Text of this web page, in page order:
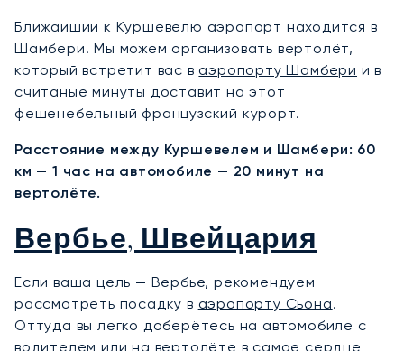
Ближайший к Куршевелю аэропорт находится в
Шамбери. Мы можем организовать вертолёт,
который встретит вас в аэропорту Шамбери и в
считаные минуты доставит на этот
фешенебельный французский курорт.
Расстояние между Куршевелем и Шамбери: 60
км — 1 час на автомобиле — 20 минут на
вертолёте.
Вербье, Швейцария
Если ваша цель — Вербье, рекомендуем
рассмотреть посадку в аэропорту Сьона.
Оттуда вы легко доберётесь на автомобиле с
водителем или на вертолёте в самое сердце